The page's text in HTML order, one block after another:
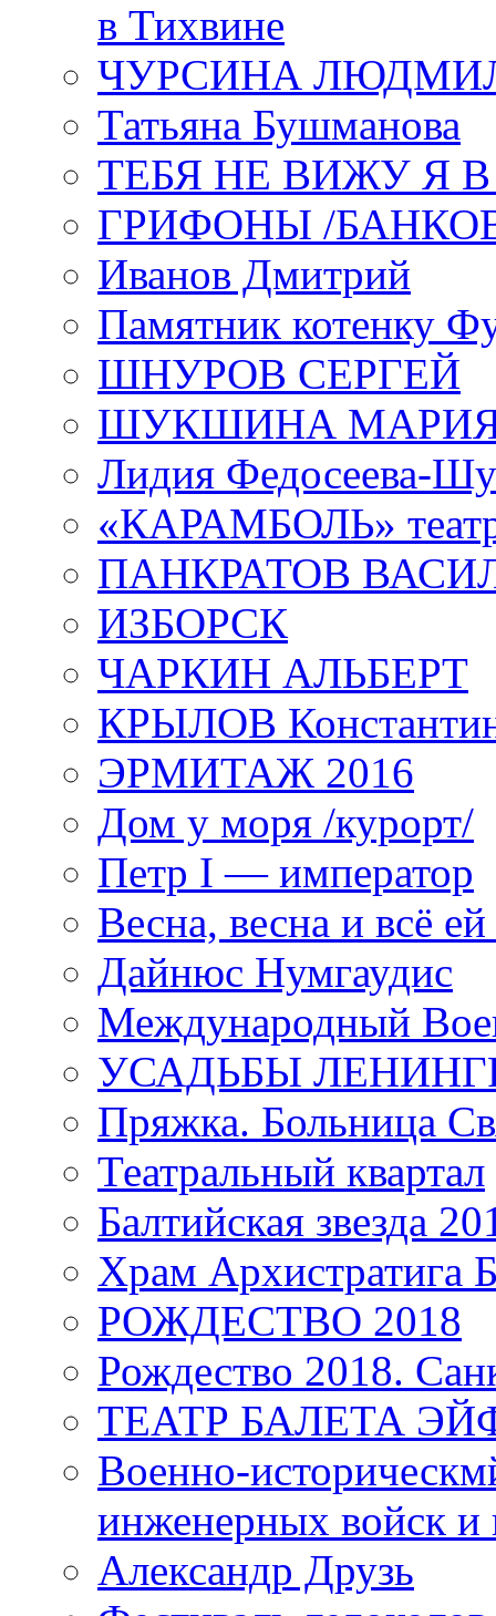
в Тихвине
ЧУРСИНА
Татьяна Бушманова
ТЕБЯ НЕ ВИЖУ Я
ГРИФОНЫ /
Иванов Дмитрий
Памятник котенку
ШНУРОВ СЕРГЕЙ
ШУКШИНА
Лидия Федосеева-
«КАРАМБОЛЬ»
ПАНКРАТОВ
ИЗБОРСК
ЧАРКИН АЛЬБЕРТ
КРЫЛОВ
ЭРМИТАЖ 2016
Дом у моря /курорт/
Петр I — император
Весна, весна и всё
Дайнюс Нумгаудис
Международный
УСАДЬБЫ
Пряжка. Больница
Театральный квартал
Балтийская звезда
Храм
РОЖДЕСТВО 2018
Рождество 2018.
ТЕАТР БАЛЕТА
Военно-
инженерных войск и
Александр Друзь